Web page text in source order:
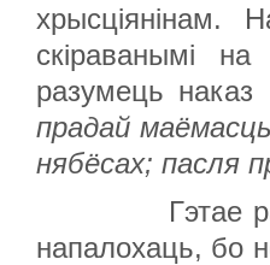
хрысціянінам.
скіраванымі
разумець наказ
прадай
нябёсах; пасля
Гэтае
напалохаць, бо